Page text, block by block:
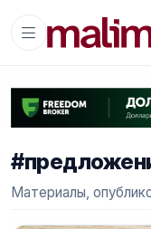
Материалы,